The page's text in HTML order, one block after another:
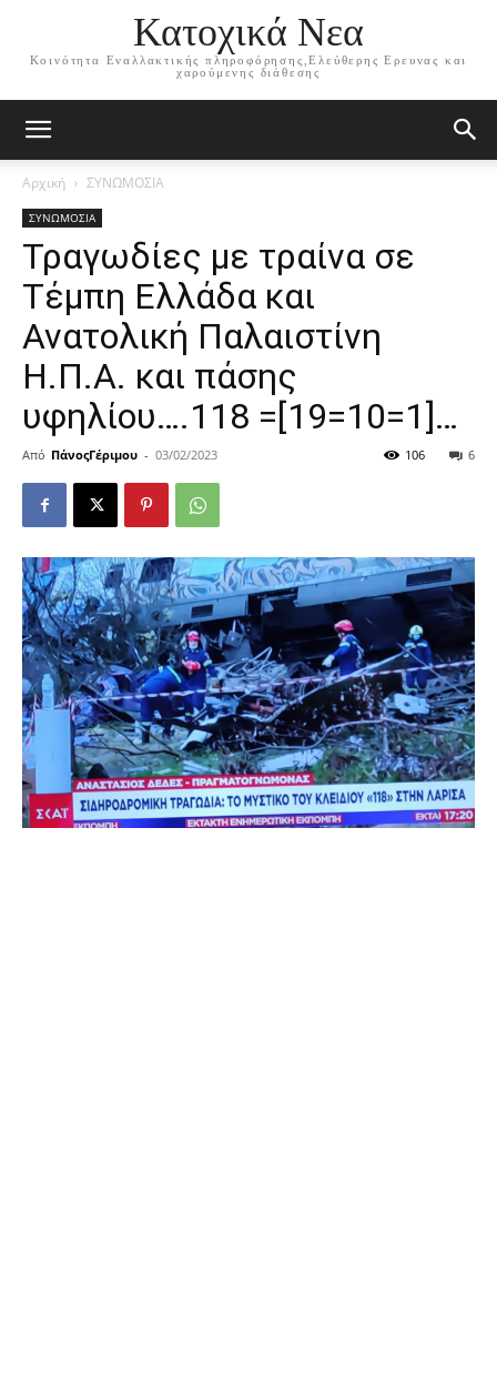
Κατοχικά Νεα
Κοινότητα Εναλλακτικής πληροφόρησης,Ελεύθερης Ερευνας και
χαρούμενης διάθεσης
Αρχική ΣΥΝΩΜΟΣΙΑ
ΣΥΝΩΜΟΣΙΑ
Τραγωδίες με τραίνα σε
Τέμπη Ελλάδα και
Ανατολική Παλαιστίνη
Η.Π.Α. και πάσης
υφηλίου….118 =[19=10=1]…
Από ΠάνοςΓέριμου - 03/02/2023 6
106